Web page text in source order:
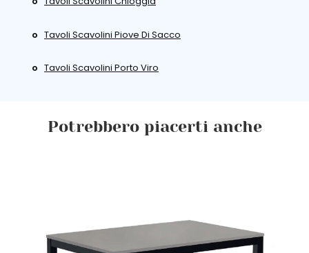
Tavoli Scavolini Piove Di Sacco
Tavoli Scavolini Porto Viro
Potrebbero piacerti anche